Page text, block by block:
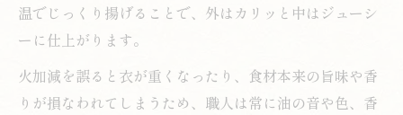
温でじっくり揚げることで、外はカリッと中はジューシ
ーに仕上がります。
火加減を誤ると衣が重くなったり、食材本来の旨味や香
りが損なわれてしまうため、職人は常に油の音や色、香